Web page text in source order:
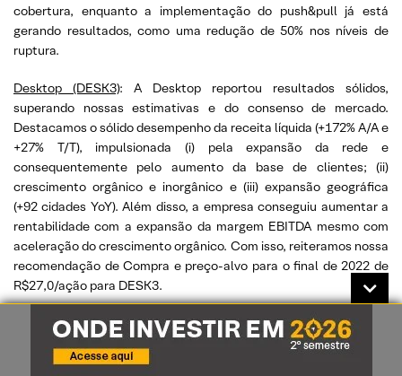
cobertura, enquanto a implementação do push&pull já está
gerando resultados, como uma redução de 50% nos níveis de
ruptura.
Desktop (DESK3): A Desktop reportou resultados sólidos,
superando nossas estimativas e do consenso de mercado.
Destacamos o sólido desempenho da receita líquida (+172% A/A e
+27% T/T), impulsionada (i) pela expansão da rede e
consequentemente pelo aumento da base de clientes; (ii)
crescimento orgânico e inorgânico e (iii) expansão geográfica
(+92 cidades YoY). Além disso, a empresa conseguiu aumentar a
rentabilidade com a expansão da margem EBITDA mesmo com
aceleração do crescimento orgânico. Com isso, reiteramos nossa
recomendação de Compra e preço-alvo para o final de 2022 de
R$27,0/ação para DESK3.
Equatorial (EQTL3): A Equatorial apresentou resultados acima de
nossas estimativas. Temos uma avaliação positiva dos resultados
da Equatorial no trimestre considerando as melhorias